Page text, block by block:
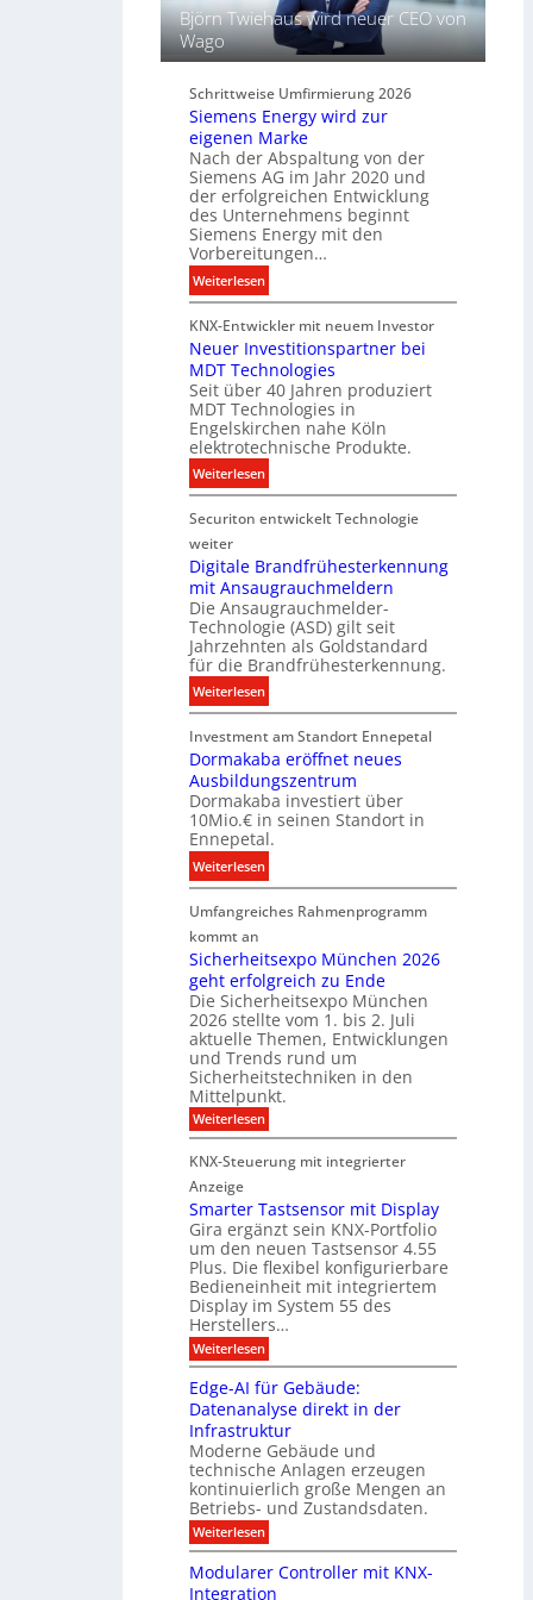
t
u
d
B
e
l
e
u
c
h
t
u
s
t
e
c
h
n
i
k
f
ü
r
i
g
i
t
a
l
e
P
r
o
d
u
k
t
d
a
t
e
Björn Twiehaus wird neuer CEO von
Wago
Schrittweise Umfirmierung 2026
Siemens Energy wird zur
eigenen Marke
Nach der Abspaltung von der
Siemens AG im Jahr 2020 und
der erfolgreichen Entwicklung
des Unternehmens beginnt
Siemens Energy mit den
Vorbereitungen…
Weiterlesen:
S
i
e
m
e
n
s
E
n
r
y
w
i
r
d
u
r
e
i
g
e
n
e
n
M
r
k
e
KNX-Entwickler mit neuem Investor
Neuer Investitionspartner bei
MDT Technologies
Seit über 40 Jahren produziert
MDT Technologies in
Engelskirchen nahe Köln
elektrotechnische Produkte.
Weiterlesen:
N
e
e
r
I
n
v
e
s
i
t
i
o
n
s
p
a
n
e
r
b
e
i
M
D
c
h
n
o
l
o
g
i
e
s
Securiton entwickelt Technologie
weiter
Digitale Brandfrühesterkennung
mit Ansaugrauchmeldern
Die Ansaugrauchmelder-
Technologie (ASD) gilt seit
Jahrzehnten als Goldstandard
für die Brandfrühesterkennung.
Weiterlesen:
D
i
g
i
t
a
l
e
B
r
n
d
f
r
ü
h
e
s
t
e
k
e
n
n
u
n
g
m
i
t
A
n
s
a
g
r
a
Investment am Standort Ennepetal
Dormakaba eröffnet neues
Ausbildungszentrum
Dormakaba investiert über
10Mio.€ in seinen Standort in
Ennepetal.
Weiterlesen:
D
o
m
a
k
a
b
a
e
ö
f
n
e
t
n
e
u
e
s
A
u
s
b
i
l
d
u
n
g
Umfangreiches Rahmenprogramm
kommt an
Sicherheitsexpo München 2026
geht erfolgreich zu Ende
Die Sicherheitsexpo München
2026 stellte vom 1. bis 2. Juli
aktuelle Themen, Entwicklungen
und Trends rund um
Sicherheitstechniken in den
Mittelpunkt.
Weiterlesen:
S
c
e
r
h
e
i
t
s
e
x
p
o
M
ü
n
c
h
e
n
2
0
2
6
g
e
KNX-Steuerung mit integrierter
Anzeige
Smarter Tastsensor mit Display
Gira ergänzt sein KNX-Portfolio
um den neuen Tastsensor 4.55
Plus. Die flexibel konfigurierbare
Bedieneinheit mit integriertem
Display im System 55 des
Herstellers…
Weiterlesen:
S
m
a
r
t
e
r
T
a
s
t
s
n
Edge-AI für Gebäude:
Datenanalyse direkt in der
Infrastruktur
Moderne Gebäude und
technische Anlagen erzeugen
kontinuierlich große Mengen an
Betriebs- und Zustandsdaten.
Weiterlesen:
E
g
Modularer Controller mit KNX-
Integration